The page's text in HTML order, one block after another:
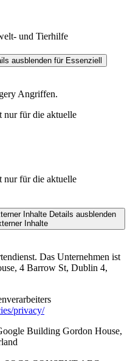
und Tierhilfe
ausblenden für Essenziell
Angriffen.
nur für die aktuelle
nur für die aktuelle
Inhalte Details ausblenden
Inhalte
Das Unternehmen ist
4 Barrow St, Dublin 4,
privacy/
Building Gordon House,